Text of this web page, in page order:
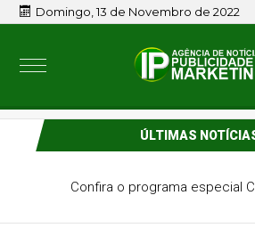
Domingo, 13 de Novembro de 2022
ÚLTIMAS
é tema da redação do